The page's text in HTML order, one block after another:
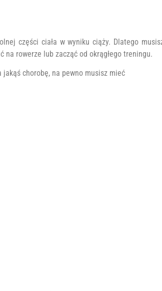
części ciała w wyniku ciąży. Dlatego
na rowerze lub zacząć od okrągłego treningu.
chorobę, na pewno musisz mieć